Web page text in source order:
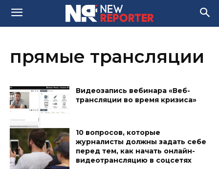
прямые трансляции
Видеозапись вебинара «Веб-
трансляции во время кризиса»
10 вопросов, которые
журналисты должны задать себе
перед тем, как начать онлайн-
видеотрансляцию в соцсетях